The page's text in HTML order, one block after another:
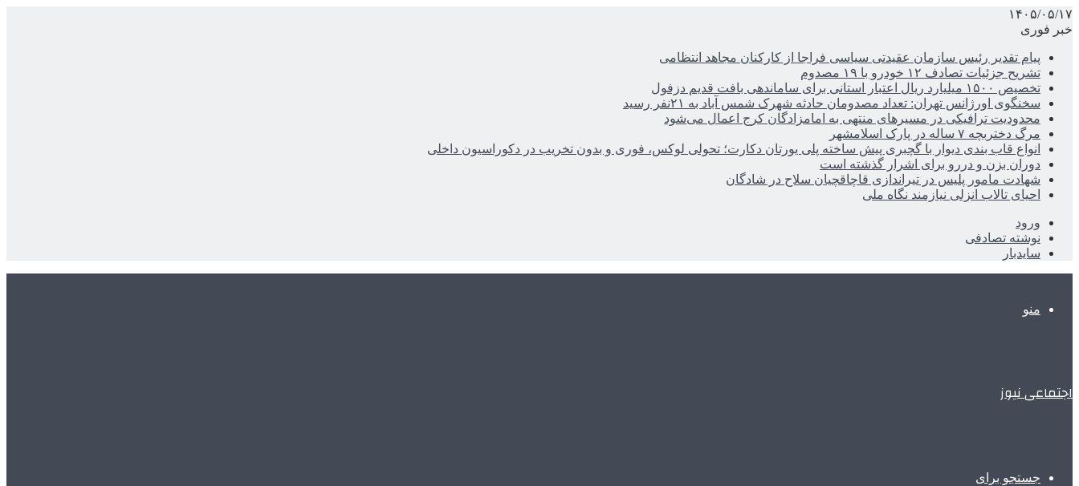
۱۴۰۵/۰۵/۱۷
خبر فوری
پیام تقدیر رئیس سازمان عقیدتی سیاسی فراجا از کارکنان مجاهد انتظامی
تشریح جزئیات تصادف ۱۲ خودرو با ۱۹ مصدوم
تخصیص ۱۵۰۰ میلیارد ریال اعتبار استانی برای ساماندهی بافت قدیم دزفول
سخنگوی اورژانس تهران: تعداد مصدومان حادثه شهرک شمس آباد به ۲۱نفر رسید
محدودیت ترافیکی در مسیرهای منتهی به امامزادگان کرج اعمال می‌شود
مرگ دختربچه ۷ ساله در پارک اسلامشهر
انواع قاب بندی دیوار با گچبری پیش ساخته پلی یورتان دکارت؛ تحولی لوکس، فوری و بدون تخریب در دکوراسیون داخلی
دوران بزن و دررو برای اشرار گذشته است
شهادت مامور پلیس در تیراندازی قاچاقچیان سلاح در شادگان
احیای تالاب انزلی نیازمند نگاه ملی
ورود
نوشته تصادفی
سایدبار
منو
اجتماعی نیوز
جستجو برای